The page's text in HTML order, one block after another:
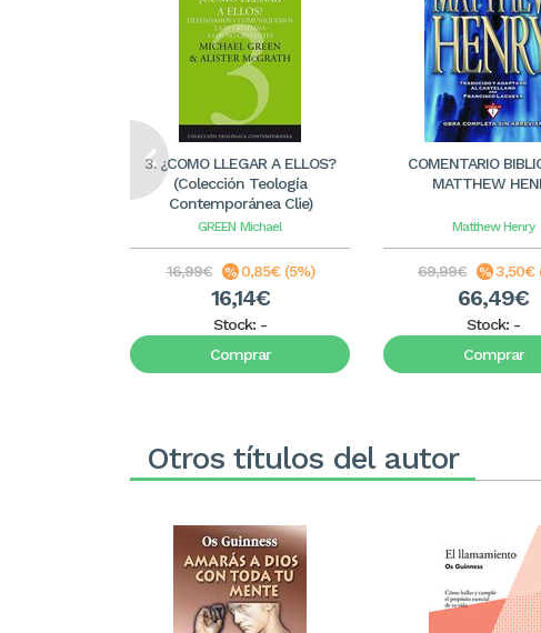
3. ¿COMO LLEGAR A ELLOS?
(Colección Teología
Contemporánea Clie)
GREEN Michael
16,99€ 0,85€ (5%)
16,14€
Stock: -
Comprar
COMENTARIO
MATTHEW
Matthew Henry
69,99€ 3,50€
66,49€
Stock: -
Comprar
Otros títulos del autor